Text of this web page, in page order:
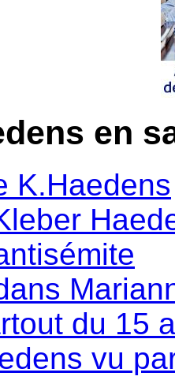
en
K.Haedens
du 15
vu